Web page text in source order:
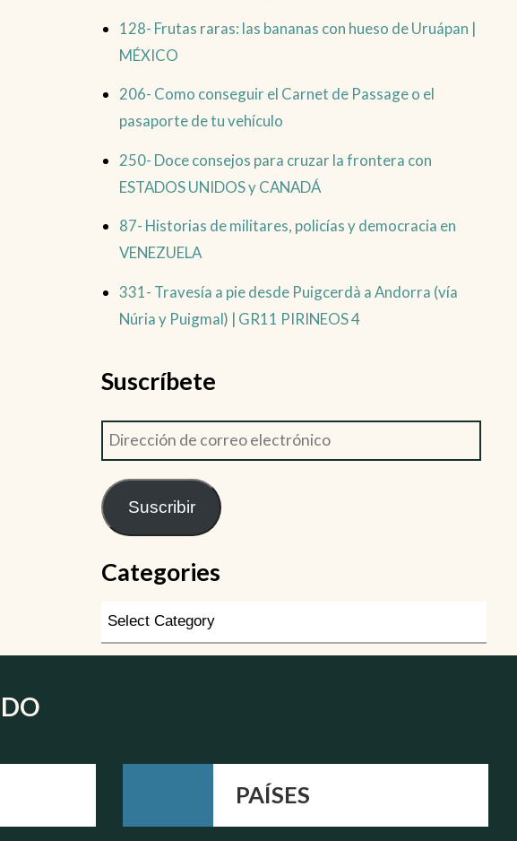
128- Frutas raras: las bananas con hueso de Uruápan |
MÉXICO
206- Como conseguir el Carnet de Passage o el
pasaporte de tu vehículo
250- Doce consejos para cruzar la frontera con
ESTADOS UNIDOS y CANADÁ
87- Historias de militares, policías y democracia en
VENEZUELA
331- Travesía a pie desde Puigcerdà a Andorra (vía
Núria y Puigmal) | GR11 PIRINEOS 4
Suscríbete
Suscribir
Categories
PAÍSES